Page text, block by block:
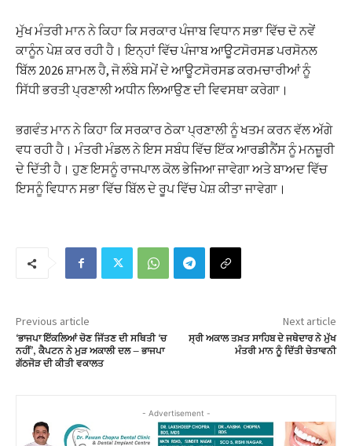
ਮੁੱਖ ਮੰਤਰੀ ਮਾਨ ਨੇ ਕਿਹਾ ਕਿ ਸਰਕਾਰ ਪੰਜਾਬ ਵਿਧਾਨ ਸਭਾ ਵਿੱਚ ਦੋ ਨਵੇਂ
ਕਾਨੂੰਨ ਪੇਸ਼ ਕਰ ਰਹੀ ਹੈ। ਇਨ੍ਹਾਂ ਵਿੱਚ ਪੰਜਾਬ ਆਊਟਸੋਰਸਡ ਪਰਸੋਨਲ
ਬਿੱਲ 2026 ਸ਼ਾਮਲ ਹੈ, ਜੋ ਲੰਬੇ ਸਮੇਂ ਦੇ ਆਊਟਸੋਰਸਡ ਕਰਮਚਾਰੀਆਂ ਨੂੰ
ਸਿੱਧੀ ਭਰਤੀ ਪ੍ਰਣਾਲੀ ਅਧੀਨ ਲਿਆਉਣ ਦੀ ਵਿਵਸਥਾ ਕਰੇਗਾ।
ਭਗਵੰਤ ਮਾਨ ਨੇ ਕਿਹਾ ਕਿ ਸਰਕਾਰ ਠੇਕਾ ਪ੍ਰਣਾਲੀ ਨੂੰ ਖਤਮ ਕਰਨ ਵੱਲ ਅੱਗੇ
ਵਧ ਰਹੀ ਹੈ। ਮੰਤਰੀ ਮੰਡਲ ਨੇ ਇਸ ਸਬੰਧ ਵਿੱਚ ਇੱਕ ਆਰਡੀਨੈਂਸ ਨੂੰ ਮਨਜ਼ੂਰੀ
ਦੇ ਦਿੱਤੀ ਹੈ। ਹੁਣ ਇਸਨੂੰ ਰਾਜਪਾਲ ਕੋਲ ਭੇਜਿਆ ਜਾਵੇਗਾ ਅਤੇ ਬਾਅਦ ਵਿੱਚ
ਇਸਨੂੰ ਵਿਧਾਨ ਸਭਾ ਵਿੱਚ ਬਿੱਲ ਦੇ ਰੂਪ ਵਿੱਚ ਪੇਸ਼ ਕੀਤਾ ਜਾਵੇਗਾ।
Previous article
‘ਭਾਜਪਾ ਇੱਕਲਿਆਂ ਚੋਣ ਜਿੱਤਣ ਦੀ ਸਥਿਤੀ ‘ਚ
ਨਹੀਂ’, ਕੈਪਟਨ ਨੇ ਮੁੜ ਅਕਾਲੀ ਦਲ – ਭਾਜਪਾ
ਗੱਠਜੋੜ ਦੀ ਕੀਤੀ ਵਕਾਲਤ
Next article
ਸ੍ਰੀ ਅਕਾਲ ਤਖ਼ਤ ਸਾਹਿਬ ਦੇ ਜਥੇਦਾਰ ਨੇ ਮੁੱਖ
ਮੰਤਰੀ ਮਾਨ ਨੂੰ ਦਿੱਤੀ ਚੇਤਾਵਨੀ
- Advertisement -